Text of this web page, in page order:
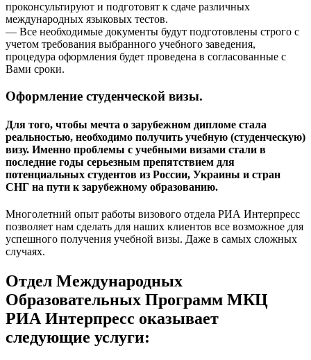
проконсультируют и подготовят к сдаче различных
международных языковых тестов.
— Все необходимые документы будут подготовлены строго с
учетом требования выбранного учебного заведения,
процедура оформления будет проведена в согласованные с
Вами сроки.
Оформление студенческой визы.
Для того, чтобы мечта о зарубежном дипломе стала
реальностью, необходимо получить учебную (студенческую)
визу. Именно проблемы с учебными визами стали в
последние годы серьезным препятствием для
потенциальных студентов из России, Украины и стран
СНГ на пути к зарубежному образованию.
Многолетний опыт работы визового отдела РИА Интерпресс
позволяет нам сделать для наших клиентов все возможное для
успешного получения учебной визы. Даже в самых сложных
случаях.
Отдел Международных
Образовательных Программ МКЦ
РИА Интерпресс оказывает
следующие услуги: